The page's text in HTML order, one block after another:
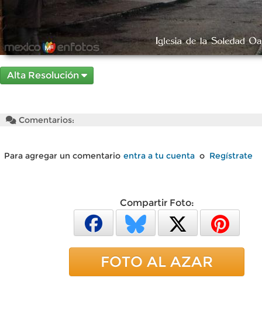
Alta Resolución
Comentarios:
Para agregar un comentario entra a tu cuenta o Regístrate
Compartir Foto:
FOTO AL AZAR